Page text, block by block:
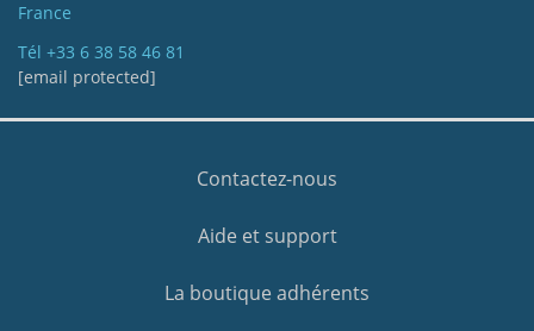
France
Tél +33 6 38 58 46 81
[email protected]
Contactez-nous
Aide et support
La boutique adhérents